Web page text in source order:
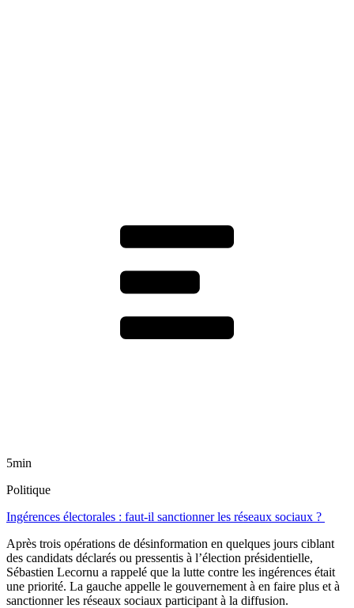
5min
Politique
Ingérences électorales : faut-il sanctionner les réseaux sociaux ?
Après trois opérations de désinformation en quelques jours ciblant
des candidats déclarés ou pressentis à l’élection présidentielle,
Sébastien Lecornu a rappelé que la lutte contre les ingérences était
une priorité. La gauche appelle le gouvernement à en faire plus et à
sanctionner les réseaux sociaux participant à la diffusion.